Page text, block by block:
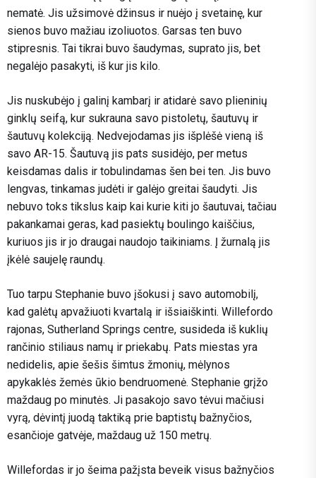
nematė. Jis užsimovė džinsus ir nuėjo į svetainę, kur
sienos buvo mažiau izoliuotos. Garsas ten buvo
stipresnis. Tai tikrai buvo šaudymas, suprato jis, bet
negalėjo pasakyti, iš kur jis kilo.
Jis nuskubėjo į galinį kambarį ir atidarė savo plieninių
ginklų seifą, kur sukrauna savo pistoletų, šautuvų ir
šautuvų kolekciją. Nedvejodamas jis išplėšė vieną iš
savo AR-15. Šautuvą jis pats susidėjo, per metus
keisdamas dalis ir tobulindamas šen bei ten. Jis buvo
lengvas, tinkamas judėti ir galėjo greitai šaudyti. Jis
nebuvo toks tikslus kaip kai kurie kiti jo šautuvai, tačiau
pakankamai geras, kad pasiektų boulingo kaiščius,
kuriuos jis ir jo draugai naudojo taikiniams. Į žurnalą jis
įkėlė saujelę raundų.
Tuo tarpu Stephanie buvo įšokusi į savo automobilį,
kad galėtų apvažiuoti kvartalą ir išsiaiškinti. Willefordo
rajonas, Sutherland Springs centre, susideda iš kuklių
rančinio stiliaus namų ir priekabų. Pats miestas yra
nedidelis, apie šešis šimtus žmonių, mėlynos
apykaklės žemės ūkio bendruomenė. Stephanie grįžo
maždaug po minutės. Ji pasakojo savo tėvui mačiusi
vyrą, dėvintį juodą taktiką prie baptistų bažnyčios,
esančioje gatvėje, maždaug už 150 metrų.
Willefordas ir jo šeima pažįsta beveik visus bažnyčios